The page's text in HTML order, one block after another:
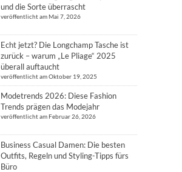
und die Sorte überrascht
veröffentlicht am Mai 7, 2026
Echt jetzt? Die Longchamp Tasche ist
zurück – warum „Le Pliage“ 2025
überall auftaucht
veröffentlicht am Oktober 19, 2025
Modetrends 2026: Diese Fashion
Trends prägen das Modejahr
veröffentlicht am Februar 26, 2026
Business Casual Damen: Die besten
Outfits, Regeln und Styling-Tipps fürs
Büro